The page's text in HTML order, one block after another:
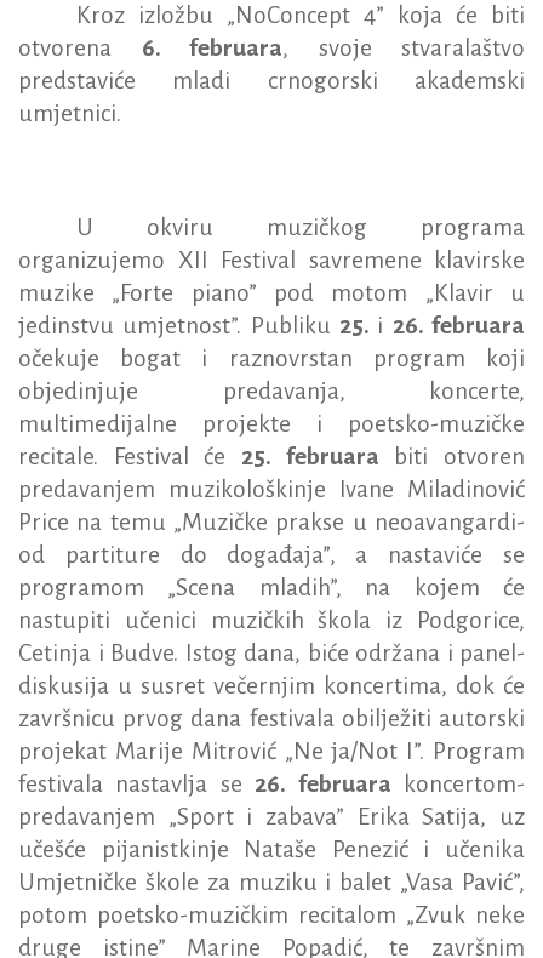
Kroz izložbu „NoConcept 4” koja će biti
otvorena 6. februara, svoje stvaralaštvo
predstaviće mladi crnogorski akademski
umjetnici.
U okviru muzičkog programa
organizujemo XII Festival savremene klavirske
muzike „Forte piano” pod motom „Klavir u
jedinstvu umjetnost”. Publiku 25. i 26. februara
očekuje bogat i raznovrstan program koji
objedinjuje predavanja, koncerte,
multimedijalne projekte i poetsko-muzičke
recitale. Festival će 25. februara biti otvoren
predavanjem muzikološkinje Ivane Miladinović
Price na temu „Muzičke prakse u neoavangardi-
od partiture do događaja”, a nastaviće se
programom „Scena mladih”, na kojem će
nastupiti učenici muzičkih škola iz Podgorice,
Cetinja i Budve. Istog dana, biće održana i panel-
diskusija u susret večernjim koncertima, dok će
završnicu prvog dana festivala obilježiti autorski
projekat Marije Mitrović „Ne ja/Not I”. Program
festivala nastavlja se 26. februara koncertom-
predavanjem „Sport i zabava” Erika Satija, uz
učešće pijanistkinje Nataše Penezić i učenika
Umjetničke škole za muziku i balet „Vasa Pavić”,
potom poetsko-muzičkim recitalom „Zvuk neke
druge istine” Marine Popadić, te završnim